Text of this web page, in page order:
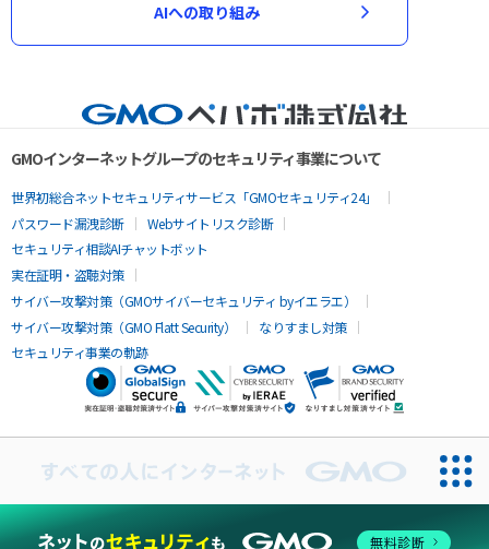
AIへの取り組み
GMOインターネットグループのセキュリティ事業について
世界初総合ネットセキュリティサービス「GMOセキュリティ24」
パスワード漏洩診断
Webサイトリスク診断
セキュリティ相談AIチャットボット
実在証明・盗聴対策
サイバー攻撃対策（GMOサイバーセキュリティ byイエラエ）
サイバー攻撃対策（GMO Flatt Security）
なりすまし対策
セキュリティ事業の軌跡
導入実績22万件以上のECカート 無料診断